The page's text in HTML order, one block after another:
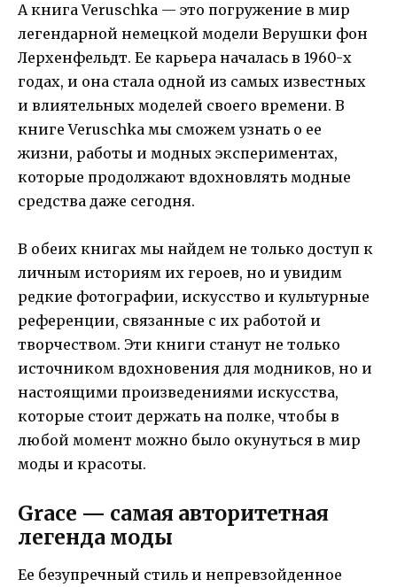
А книга Veruschka — это погружение в мир
легендарной немецкой модели Верушки фон
Лерхенфельдт. Ее карьера началась в 1960-х
годах, и она стала одной из самых известных
и влиятельных моделей своего времени. В
книге Veruschka мы сможем узнать о ее
жизни, работы и модных экспериментах,
которые продолжают вдохновлять модные
средства даже сегодня.
В обеих книгах мы найдем не только доступ к
личным историям их героев, но и увидим
редкие фотографии, искусство и культурные
референции, связанные с их работой и
творчеством. Эти книги станут не только
источником вдохновения для модников, но и
настоящими произведениями искусства,
которые стоит держать на полке, чтобы в
любой момент можно было окунуться в мир
моды и красоты.
Grace — самая авторитетная
легенда моды
Ее безупречный стиль и непревзойденное